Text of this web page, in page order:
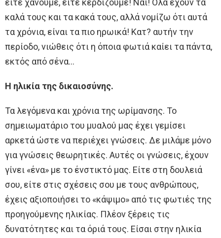
είτε χάνουμε, είτε κερδίζουμε! Ναι! Όλα έχουν τα
καλά τους και τα κακά τους, αλλά νομίζω ότι αυτά
τα χρόνια, είναι τα πιο ηρωικά! Κατ? αυτήν την
περίοδο, νιώθεις ότι η όποια φωτιά καίει τα πάντα,
εκτός από σένα…
Η ηλικία της δικαιοσύνης.
Τα λεγόμενα και χρόνια της ωρίμανσης. Το
σημειωματάριο του μυαλού μας έχει γεμίσει
αρκετά ώστε να περιέχει γνώσεις. Δε μιλάμε μόνο
για γνώσεις θεωρητικές. Αυτές οι γνώσεις, έχουν
γίνει «ένα» με το ένστικτό μας. Είτε στη δουλειά
σου, είτε στις σχέσεις σου με τους ανθρώπους,
έχεις αξιοποιήσει το «κάψιμο» από τις φωτιές της
προηγούμενης ηλικίας. Πλέον ξέρεις τις
δυνατότητες και τα όριά τους. Είσαι στην ηλικία